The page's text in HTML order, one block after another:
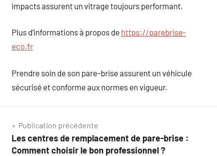
impacts assurent un vitrage toujours performant.
Plus d’informations à propos de https://parebrise-
eco.fr
Prendre soin de son pare-brise assurent un véhicule
sécurisé et conforme aux normes en vigueur.
Navigation
de
Publication précédente
Les centres de remplacement de pare-brise :
Comment choisir le bon professionnel ?